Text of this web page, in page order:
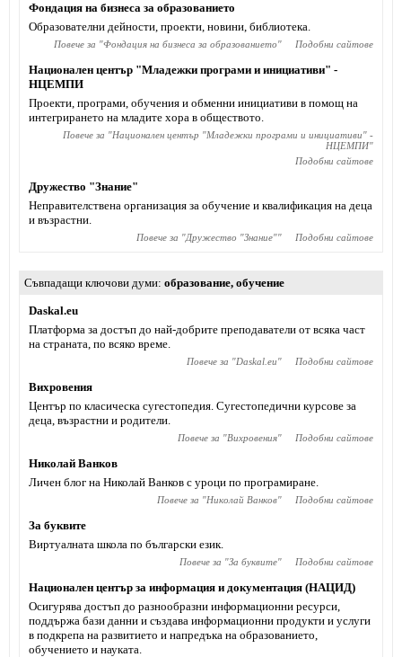
Фондация на бизнеса за образованието
Образователни дейности, проекти, новини, библиотека.
Повече за "Фондация на бизнеса за образованието" Подобни сайтове
Национален център "Младежки програми и инициативи" -
НЦЕМПИ
Проекти, програми, обучения и обменни инициативи в помощ на
интегрирането на младите хора в обществото.
Повече за "Национален център "Младежки програми и инициативи" -
НЦЕМПИ"
Подобни сайтове
Дружество "Знание"
Неправителствена организация за обучение и квалификация на деца
и възрастни.
Повече за "Дружество "Знание"" Подобни сайтове
Съвпадащи ключови думи образование, обучение
Daskal.eu
Платформа за достъп до най-добрите преподаватели от всяка част
на страната, по всяко време.
Повече за "Daskal.eu" Подобни сайтове
Вихровения
Център по класическа сугестопедия. Сугестопедични курсове за
деца, възрастни и родители.
Повече за "Вихровения" Подобни сайтове
Николай Ванков
Личен блог на Николай Ванков с уроци по програмиране.
Повече за "Николай Ванков" Подобни сайтове
За буквите
Виртуалната школа по български език.
Повече за "За буквите" Подобни сайтове
Национален център за информация и документация (НАЦИД)
Осигурява достъп до разнообразни информационни ресурси,
поддържа бази данни и създава информационни продукти и услуги
в подкрепа на развитието и напредъка на образованието,
обучението и науката.